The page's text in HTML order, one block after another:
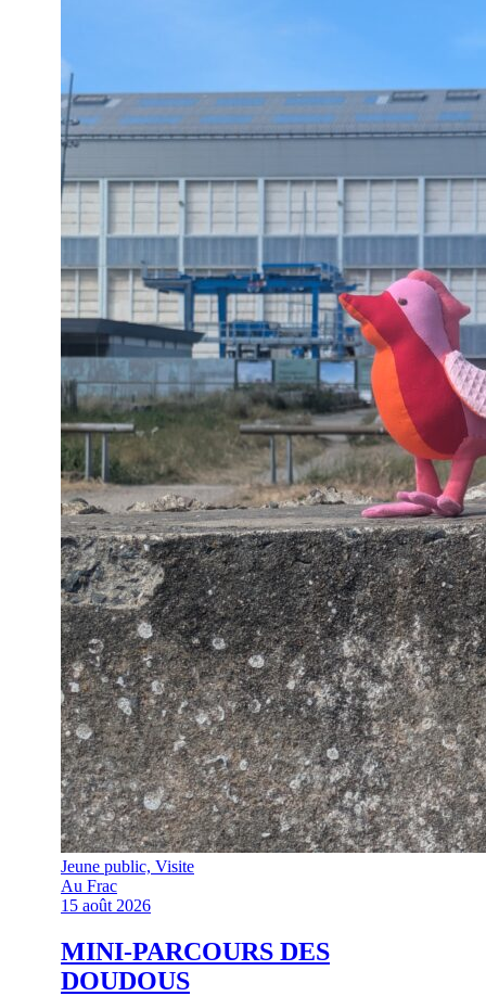
Jeune public, Visite
Au Frac
15 août 2026
MINI-PARCOURS DES
DOUDOUS